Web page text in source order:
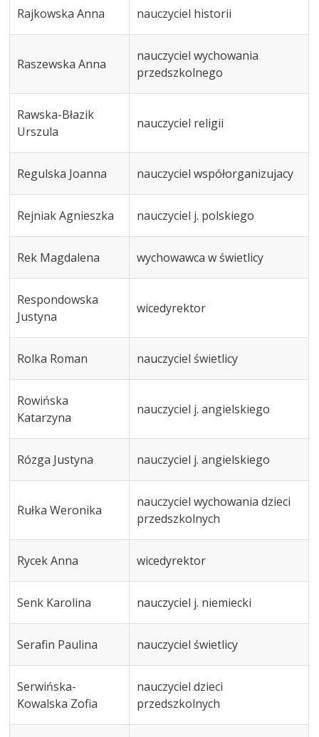
Rajkowska Anna nauczyciel historii
Raszewska Anna
nauczyciel wychowania
przedszkolnego
Rawska-Błazik
Urszula
nauczyciel religii
Regulska Joanna nauczyciel współorganizujacy
Rejniak Agnieszka nauczyciel j. polskiego
Rek Magdalena wychowawca w świetlicy
Respondowska
Justyna
wicedyrektor
Rolka Roman nauczyciel świetlicy
Rowińska
Katarzyna
nauczyciel j. angielskiego
Rózga Justyna nauczyciel j. angielskiego
Rułka Weronika
nauczyciel wychowania dzieci
przedszkolnych
Rycek Anna wicedyrektor
Senk Karolina nauczyciel j. niemiecki
Serafin Paulina nauczyciel świetlicy
Serwińska-
Kowalska Zofia
nauczyciel dzieci
przedszkolnych